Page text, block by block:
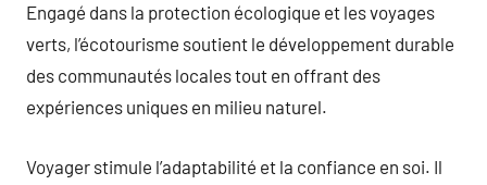
Engagé dans la protection écologique et les voyages
verts, l’écotourisme soutient le développement durable
des communautés locales tout en offrant des
expériences uniques en milieu naturel.
Voyager stimule l’adaptabilité et la confiance en soi. Il